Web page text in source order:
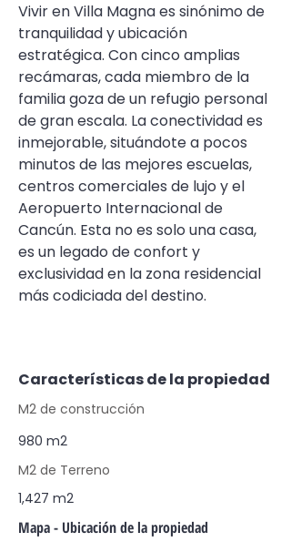
Vivir en Villa Magna es sinónimo de
tranquilidad y ubicación
estratégica. Con cinco amplias
recámaras, cada miembro de la
familia goza de un refugio personal
de gran escala. La conectividad es
inmejorable, situándote a pocos
minutos de las mejores escuelas,
centros comerciales de lujo y el
Aeropuerto Internacional de
Cancún. Esta no es solo una casa,
es un legado de confort y
exclusividad en la zona residencial
más codiciada del destino.
Características de la propiedad
M2 de construcción
980 m2
M2 de Terreno
1,427 m2
Mapa - Ubicación de la propiedad